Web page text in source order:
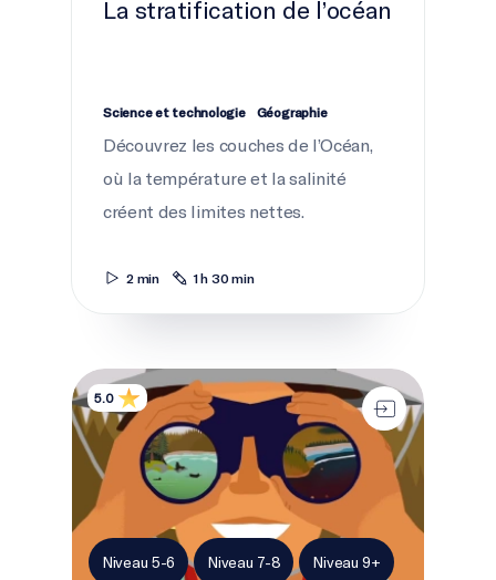
La stratification de l’océan
Science et technologie Géographie
Découvrez les couches de l’Océan,
où la température et la salinité
créent des limites nettes.
2 min 1 h 30 min
Histoires en bref
5.0
Niveau 5-6 Niveau 7-8 Niveau 9+